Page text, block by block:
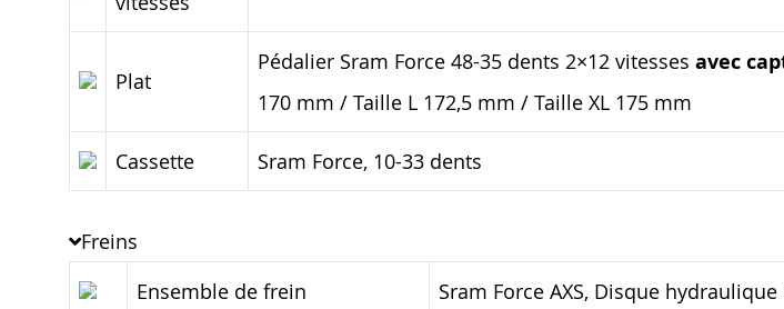
Plat
Pédalier Sram Force 48-35 dents 2×12 vitesses avec
170 mm / Taille L 172,5 mm / Taille XL 175 mm
Cassette Sram Force, 10-33 dents
Freins
Ensemble de frein
Sram Force AXS, Disque